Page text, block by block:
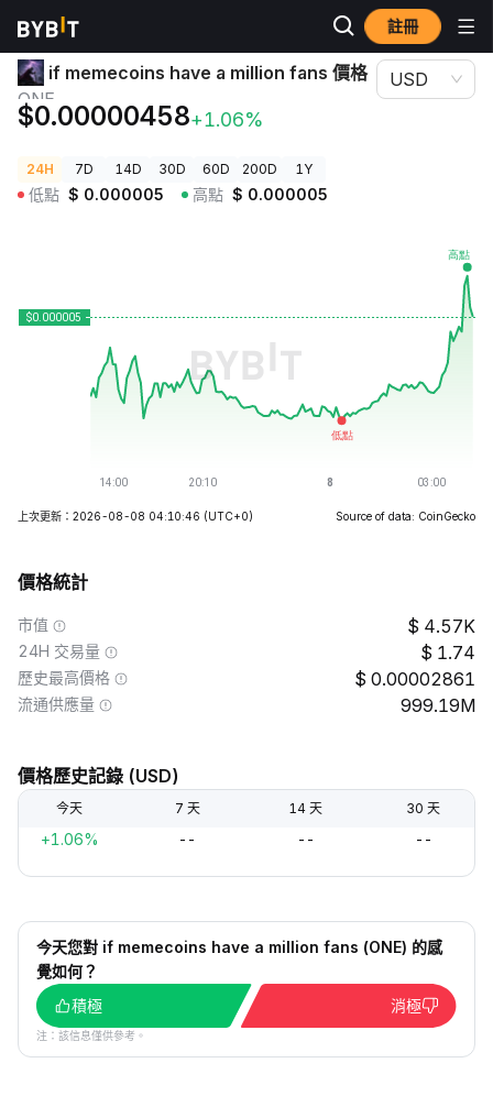
註冊
加密貨幣價格 if memecoins have a million fans 價格 ONE
if memecoins have a million fans 價格
ONE
$0.00000458+1.06%
USD
24H 7D 14D 30D 60D 200D 1Y
低點 $ 0.000005 高點 $ 0.000005
上次更新：2026-08-08 04:10:46 (UTC+0) Source of data: CoinGecko
價格統計
市值 4.57K
24H 交易量 1.74
歷史最高價格 0.00002861
流通供應量 999.19M
價格歷史記錄 (USD)
今天 7 天 14 天 30 天
+1.06% -- -- --
今天您對 if memecoins have a million fans (ONE) 的感
覺如何？
積極
消極
注：該信息僅供參考。